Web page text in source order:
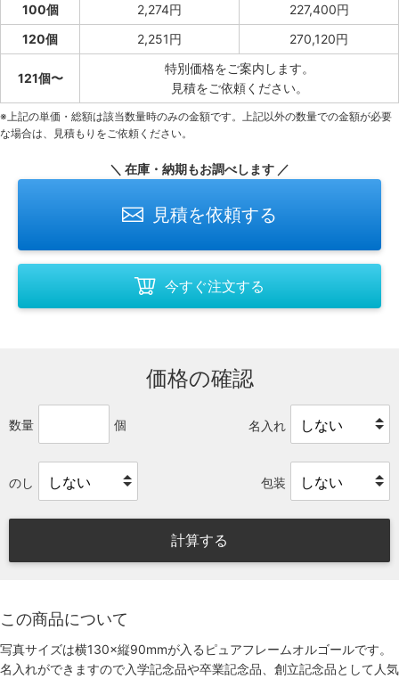
100個
2,274円
227,400円
120個
2,251円 270,120円
121個〜
特別価格をご案内します。
見積をご依頼ください。
※上記の単価・総額は該当数量時のみの金額です。上記以外の数量での金額が必要
な場合は、見積もりをご依頼ください。
＼ 在庫・納期もお調べします ／
見積を依頼する
今すぐ注文する
価格の確認
数量 個 名入れ
のし 包装
計算する
この商品について
写真サイズは横130×縦90mmが入るピュアフレームオルゴールです。
名入れができますので入学記念品や卒業記念品、創立記念品として人気